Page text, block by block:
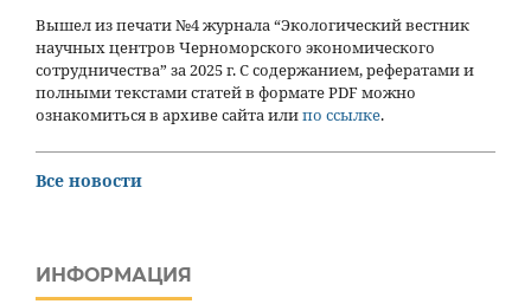
Вышел из печати №4 журнала “Экологический вестник
научных центров Черноморского экономического
сотрудничества” за 2025 г. С содержанием, рефератами и
полными текстами статей в формате PDF можно
ознакомиться в архиве сайта илипо ссылке.
Все новости
ИНФОРМАЦИЯ